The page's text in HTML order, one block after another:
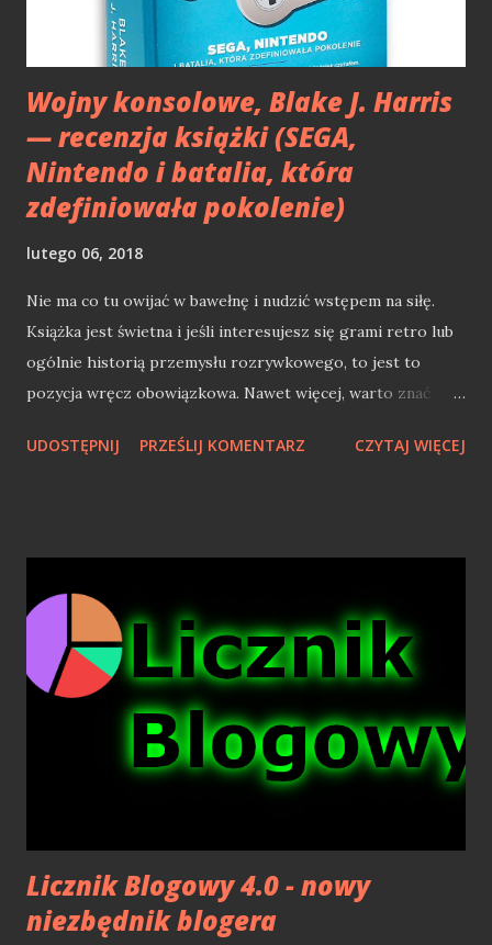
przeniosłem na wtyczkę Licznik Blogowy. Tak oto powstała
wersja 5.0. Licznik Blogowy 5.0 - archiwizacja Wtyczka w
wersji...
Wojny konsolowe, Blake J. Harris
— recenzja książki (SEGA,
Nintendo i batalia, która
zdefiniowała pokolenie)
lutego 06, 2018
Nie ma co tu owijać w bawełnę i nudzić wstępem na siłę.
Książka jest świetna i jeśli interesujesz się grami retro lub
ogólnie historią przemysłu rozrywkowego, to jest to
pozycja wręcz obowiązkowa. Nawet więcej, warto znać
branżę gier, a uwierzcie, że znajdziecie wiele analogii do
poczytania. Po środku mamy kilkadziesiąt kolorowych zdjęć
z tamtych lat, które ogląda się zupełnie inaczej podczas
lektury, wiedząc już kim są dane osoby na fotografiach.
Książka opisuje Segę od momentu przejęcia przez Toma
Kalinske posady CEO Sega of America w roku 1990, a także
wcześniejsze perypetie gigantów branży rozrywkowej w
latach 80-tych. Początek Wojen konsolowyc h zaczynamy
UDOSTĘPNIJ PRZEŚLIJ KOMENTARZ CZYTAJ WIĘCEJ
Licznik Blogowy 4.0 - nowy
niezbędnik blogera